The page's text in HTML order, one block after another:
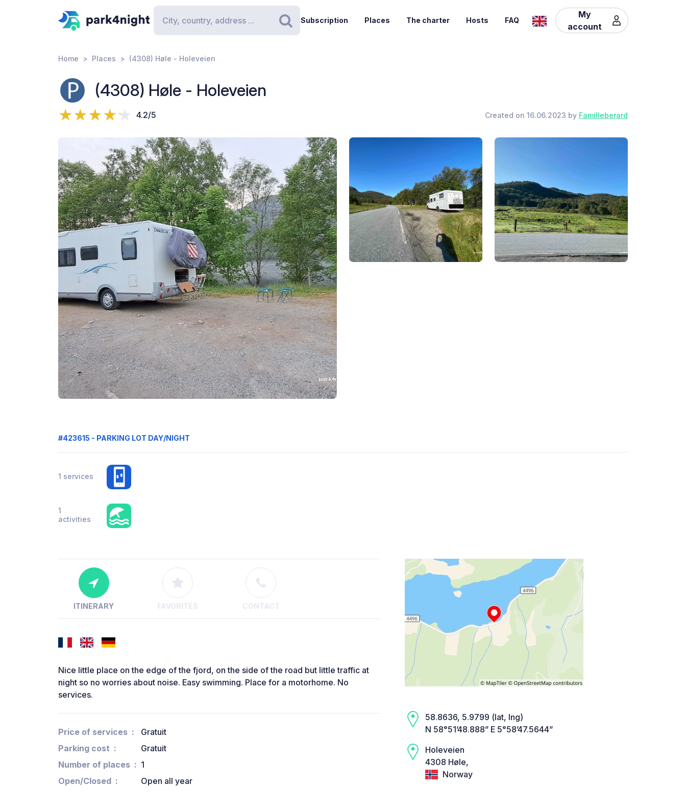
Search
Subscription Places The charter Hosts FAQ
My
account
Home Places (4308) Høle - Holeveien
(4308) Høle - Holeveien
4.2/5 Created on 16.06.2023 by Familleberard
#423615 - PARKING LOT DAY/NIGHT
1 services
1
activities
ITINERARY FAVORITES CONTACT
Nice little place on the edge of the fjord, on the side of the road but little traffic at
night so no worries about noise. Easy swimming. Place for a motorhome. No
services.
Price of services
Gratuit
Parking cost
Gratuit
Number of places
1
Open/Closed
Open all year
58.8636, 5.9799 (lat, lng)
N 58°51’48.888” E 5°58’47.5644”
Holeveien
4308 Høle,
Norway